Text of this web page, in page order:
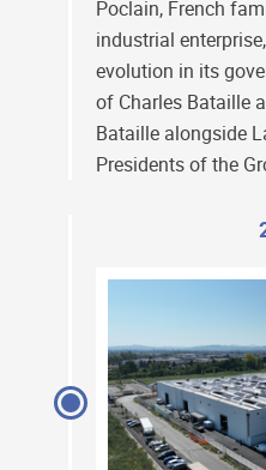
Poclain, French
industrial
evolution in its
of Charles Bataille
Bataille alongside
Presidents of the